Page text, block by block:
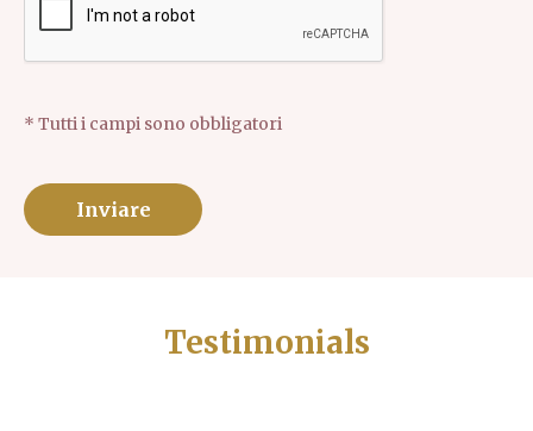
* Tutti i campi sono obbligatori
Testimonials